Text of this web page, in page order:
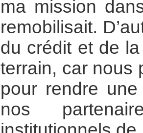
ma mission
remobilisait.
du crédit et de
terrain, car nous
pour rendre
nos